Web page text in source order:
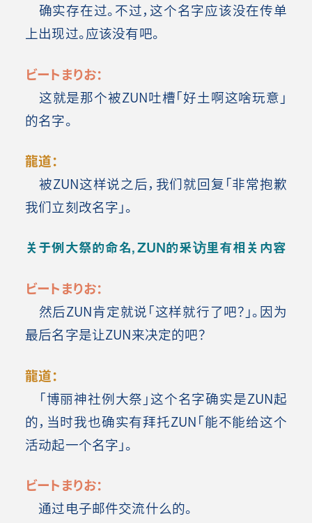
确实存在过。不过，这个名字应该没在传单
上出现过。应该没有吧。
ビートまりお：
这就是那个被ZUN吐槽「好土啊这啥玩意」
的名字。
龍道：
被ZUN这样说之后，我们就回复「非常抱歉
我们立刻改名字」。
关于例大祭的命名，ZUN的采访里有相关内容
ビートまりお：
然后ZUN肯定就说「这样就行了吧？」。因为
最后名字是让ZUN来决定的吧？
龍道：
「博丽神社例大祭」这个名字确实是ZUN起
的，当时我也确实有拜托ZUN「能不能给这个
活动起一个名字」。
ビートまりお：
通过电子邮件交流什么的。